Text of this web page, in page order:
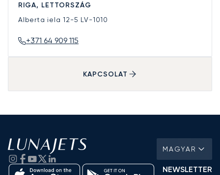
RIGA, LETTORSZÁG
Alberta iela 12-5 LV-1010
+371 64 909 115
KAPCSOLAT
MAGYAR
NEWSLETTER